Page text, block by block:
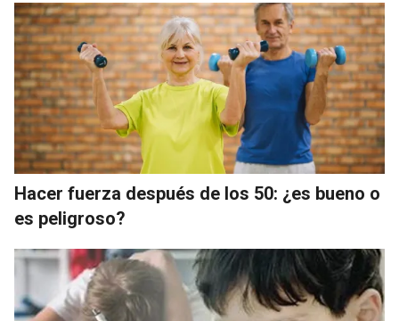
Hacer fuerza después de los 50: ¿es bueno o
es peligroso?